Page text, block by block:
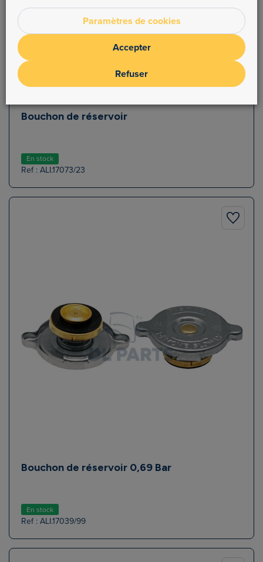
Bouchon de réservoir
En stock
Ref : ALI.17073/23
Bouchon de réservoir 0,69 Bar
En stock
Ref : ALI.17039/99
Paramètres de cookies
Accepter
Refuser